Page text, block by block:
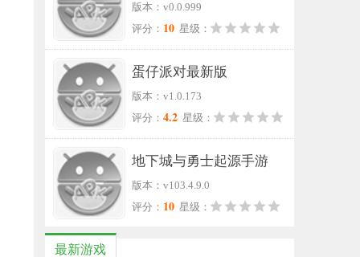
版本：v0.0.999
评分： 10 星级：
蛋仔派对最新版
版本：v1.0.173
评分： 4.2 星级：
地下城与勇士起源手游
版本：v103.4.9.0
评分： 10 星级：
最新游戏